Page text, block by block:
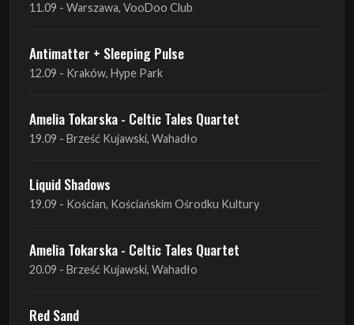
Amelia Tokarska - Celtic Tales Quartet
19.09 - Brześć Kujawski, Wahadło
Liquid Shadows
19.09 - Kościan, Kościańskim Ośrodku Kultury
Amelia Tokarska - Celtic Tales Quartet
20.09 - Brześć Kujawski, Wahadło
Red Sand
Haken